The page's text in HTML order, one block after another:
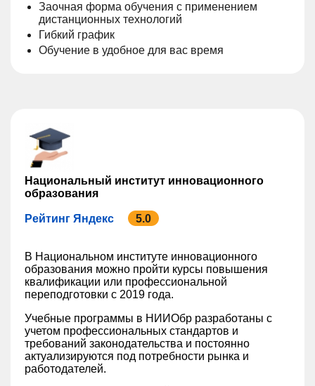
Заочная форма обучения с применением
дистанционных технологий
Гибкий график
Обучение в удобное для вас время
Национальный институт инновационного
образования
Рейтинг Яндекс 5.0
В Национальном институте инновационного
образования можно пройти курсы повышения
квалификации или профессиональной
переподготовки с 2019 года.
Учебные программы в НИИОбр разработаны с
учетом профессиональных стандартов и
требований законодательства и постоянно
актуализируются под потребности рынка и
работодателей.